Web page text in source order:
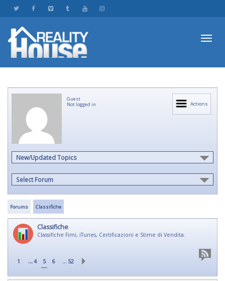
Actions
Guest
Not logged in
New/Updated Topics
Select Forum
Forums Classifiche
Classifiche
Classifiche Fimi, iTunes, Certificazioni e Stime di Vendita.
1 ...4 5 6 … 52